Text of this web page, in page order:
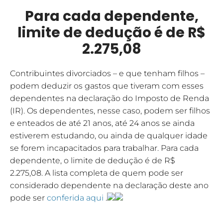
Para cada dependente,
limite de dedução é de R$
2.275,08
Contribuintes divorciados – e que tenham filhos –
podem deduzir os gastos que tiveram com esses
dependentes na declaração do Imposto de Renda
(IR). Os dependentes, nesse caso, podem ser filhos
e enteados de até 21 anos, até 24 anos se ainda
estiverem estudando, ou ainda de qualquer idade
se forem incapacitados para trabalhar. Para cada
dependente, o limite de dedução é de R$
2.275,08. A lista completa de quem pode ser
considerado dependente na declaração deste ano
pode ser conferida aqui .